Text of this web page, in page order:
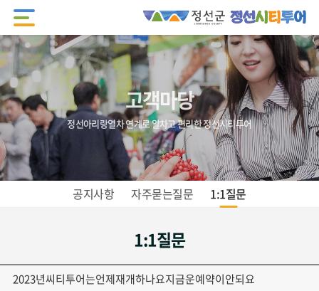
고객마당
정선아리랑열차 연계로 알차고 편리한 정선시티투어
공지사항 자주묻는질문 1:1질문
1:1질문
2023년씨티투어는언제재개하나요지금운예약이안되요